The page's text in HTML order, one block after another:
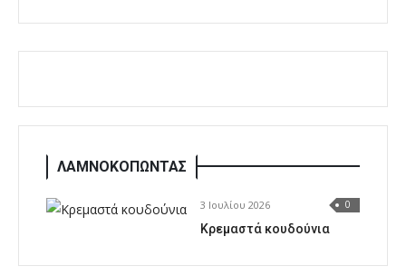
ΛΑΜΝΟΚΟΠΩΝΤΑΣ
3 Ιουλίου 2026 0
Κρεμαστά κουδούνια